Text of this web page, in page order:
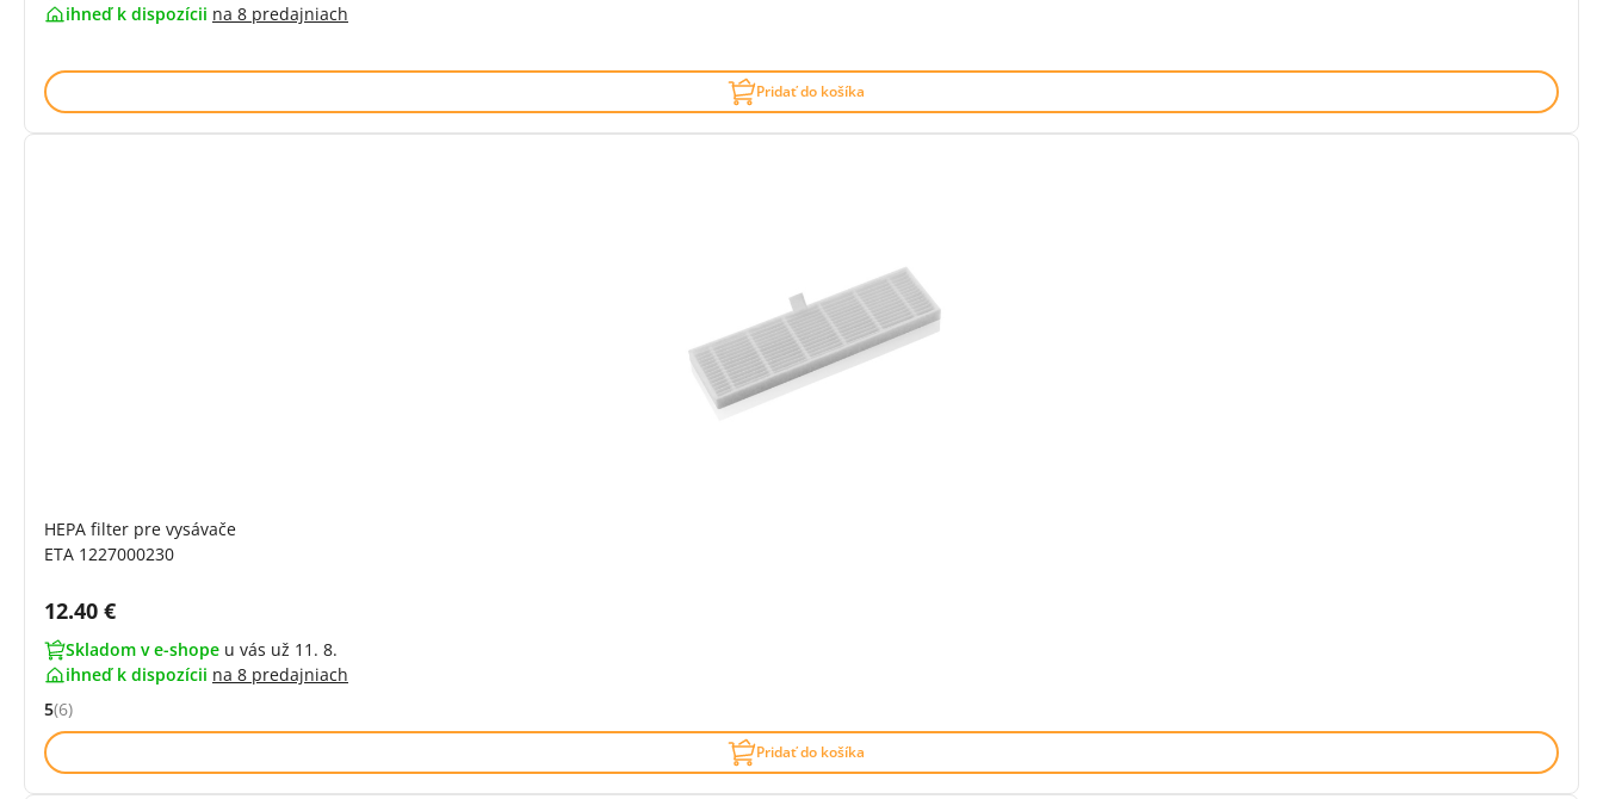
ihneď k dispozícii na 8 predajniach
Pridať do košíka
HEPA filter pre vysávače
ETA 1227000230
Cena s DPH:
12.40 €
Skladom v e-shope u vás už 11. 8.
ihneď k dispozícii na 8 predajniach
Hodnocení: 5 z 5 (6 recenzí)
5(6)
Pridať do košíka